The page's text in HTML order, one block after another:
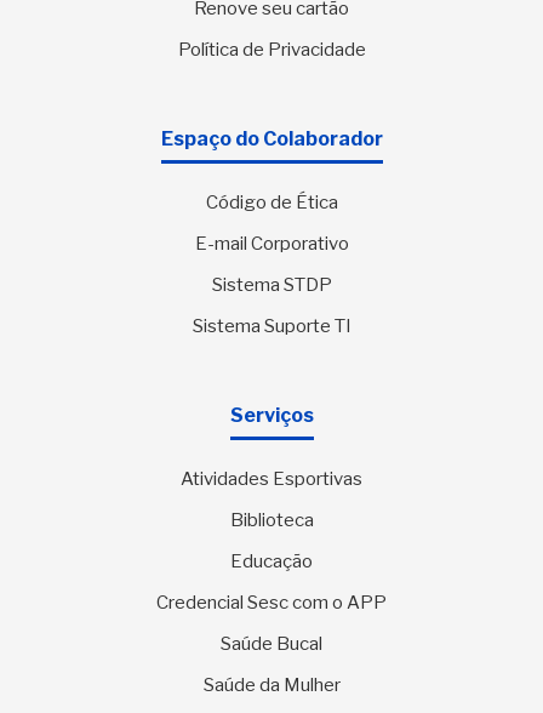
Renove seu cartão
Política de Privacidade
Espaço do Colaborador
Código de Ética
E-mail Corporativo
Sistema STDP
Sistema Suporte TI
Serviços
Atividades Esportivas
Biblioteca
Educação
Credencial Sesc com o APP
Saúde Bucal
Saúde da Mulher